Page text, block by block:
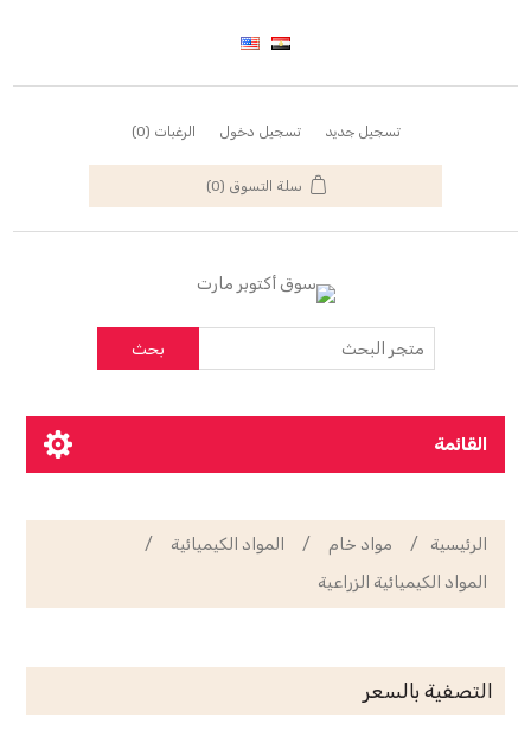
تسجيل جديد تسجيل دخول الرغبات (0)
سلة التسوق (0)
بحث
القائمة
الرئيسية / مواد خام / المواد الكيميائية
/
المواد الكيميائية الزراعية
التصفية بالسعر